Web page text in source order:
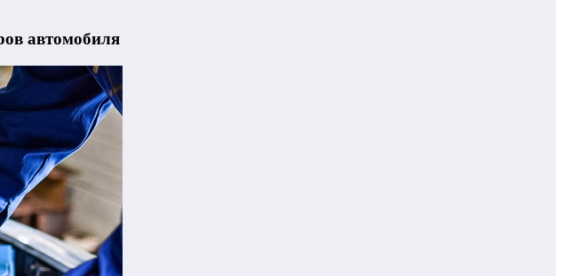
автомобиля